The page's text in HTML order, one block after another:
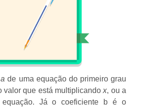
ade uma equação do primeiro grau
valor que está multiplicandox, ou a
equação. Já o coeficiente b é o